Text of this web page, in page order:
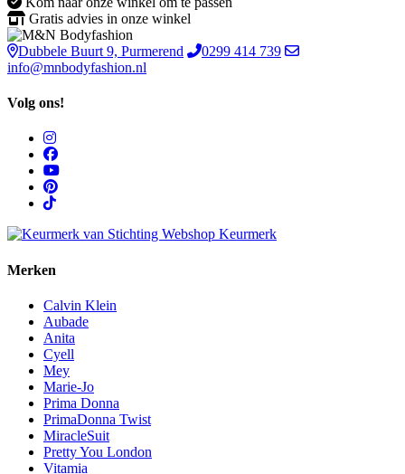
Gratis advies in onze winkel
Dubbele Buurt 9, Purmerend
0299 414 739
info@mnbodyfashion.nl
Volg ons!
Merken
Calvin Klein
Aubade
Anita
Cyell
Mey
Marie-Jo
Prima Donna
PrimaDonna Twist
MiracleSuit
Pretty You London
Vitamia